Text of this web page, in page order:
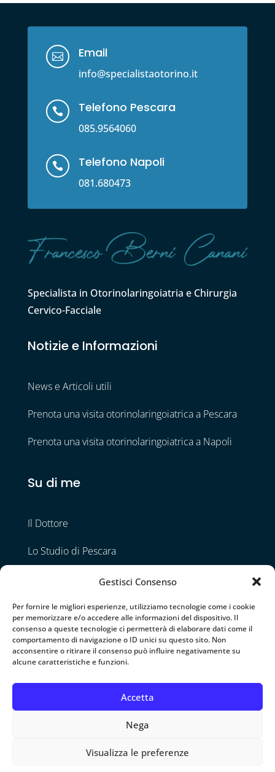
Gestisci Consenso
Per fornire le migliori esperienze, utilizziamo tecnologie come i cookie
per memorizzare e/o accedere alle informazioni del dispositivo. Il
consenso a queste tecnologie ci permetterà di elaborare dati come il
comportamento di navigazione o ID unici su questo sito. Non
acconsentire o ritirare il consenso può influire negativamente su
alcune caratteristiche e funzioni.
Accetta
Nega
Visualizza le preferenze
 Email
info@specialistaotorino.it
 Telefono Pescara
085.9564060
 Telefono Napoli
081.680473
Specialista in Otorinolaringoiatria e Chirurgia
Cervico-Facciale
Notizie e Informazioni
News e Articoli utili
Prenota una visita otorinolaringoiatrica a Pescara
Prenota una visita otorinolaringoiatrica a Napoli
Su di me
Il Dottore
Lo Studio di Pescara
Lo Studio di Napoli
Contatti
Seguimi
P.IVA 02070820689 •Privacy Policy•Cookie Policy